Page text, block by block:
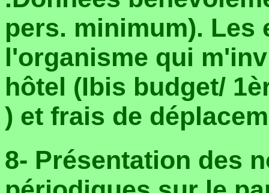
pers. minimum). Les
l'organisme qui
hôtel (Ibis budget/
) et frais de
8- Présentation des